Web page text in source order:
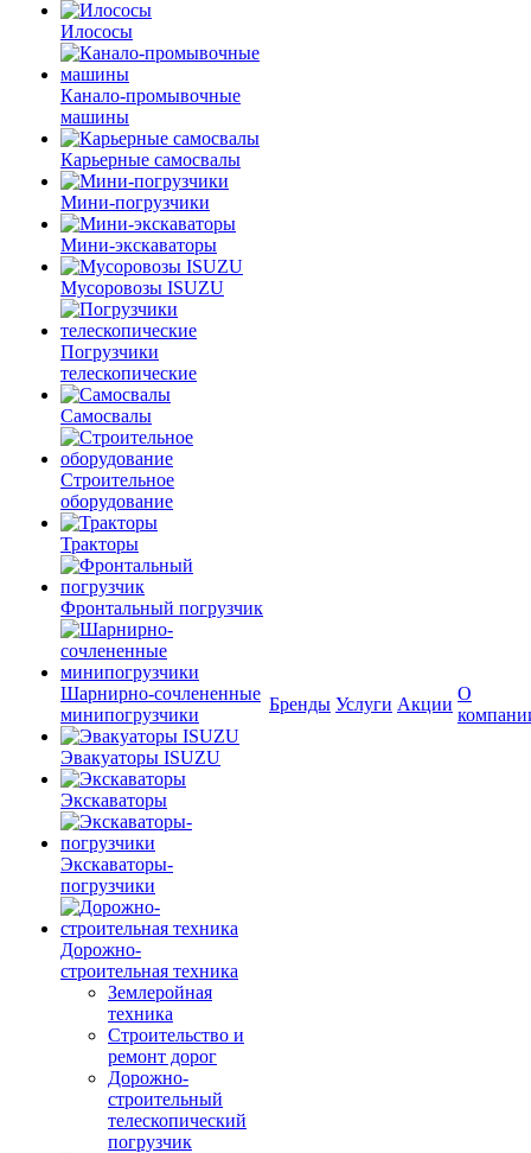
Илососы
Канало-промывочные
машины
Карьерные самосвалы
Мини-погрузчики
Мини-экскаваторы
Мусоровозы ISUZU
Погрузчики
телескопические
Самосвалы
Строительное
оборудование
Тракторы
Фронтальный погрузчик
Шарнирно-сочлененные
минипогрузчики
Эвакуаторы ISUZU
Экскаваторы
Экскаваторы-
погрузчики
Дорожно-
строительная техника
Землеройная
техника
Строительство и
ремонт дорог
Дорожно-
строительный
телескопический
погрузчик
Бренды Услуги Акции
О